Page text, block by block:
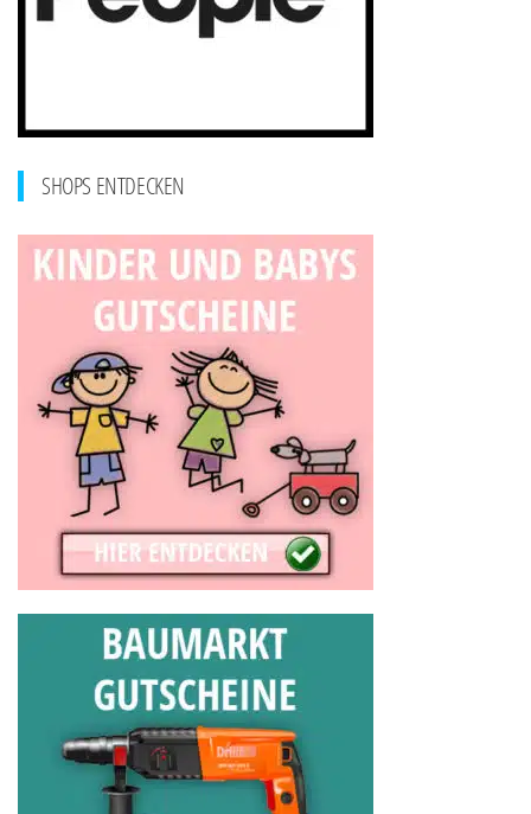
SHOPS ENTDECKEN